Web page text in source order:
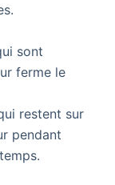
sont
ferme le
restent sur
pendant